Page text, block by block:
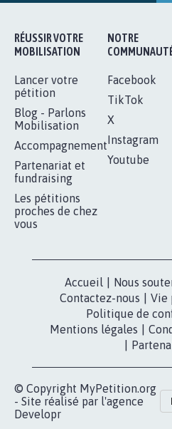
RÉUSSIR VOTRE
MOBILISATION
Lancer votre
pétition
Blog - Parlons
Mobilisation
Accompagnement
Partenariat et
fundraising
Les pétitions
proches de chez
vous
NOTRE
Facebook
TikTok
X
Instagram
Youtube
Accueil Nous
Contactez-nous
Vie
Politique de
Mentions légales
© Copyright MyPetition.org
- Site réalisé par l'agence
Developr